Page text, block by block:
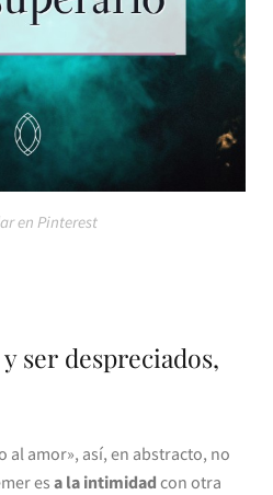
en Pinterest
ser despreciados,
al amor», así, en abstracto, no
es a la intimidad con otra